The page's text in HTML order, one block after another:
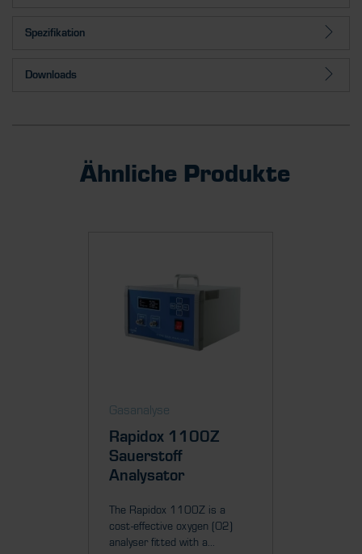
Spezifikation
Downloads
Ähnliche Produkte
Gasanalyse
Rapidox 1100Z
Sauerstoff
Analysator
The Rapidox 1100Z is a
cost-effective oxygen (O2)
analyser fitted with a...